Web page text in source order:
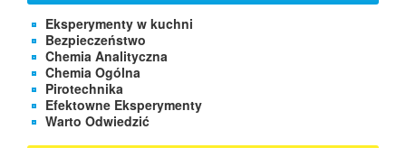
Eksperymenty w kuchni
Bezpieczeństwo
Chemia Analityczna
Chemia Ogólna
Pirotechnika
Efektowne Eksperymenty
Warto Odwiedzić